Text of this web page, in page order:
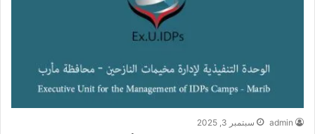
admin سبتمبر 3, 2025